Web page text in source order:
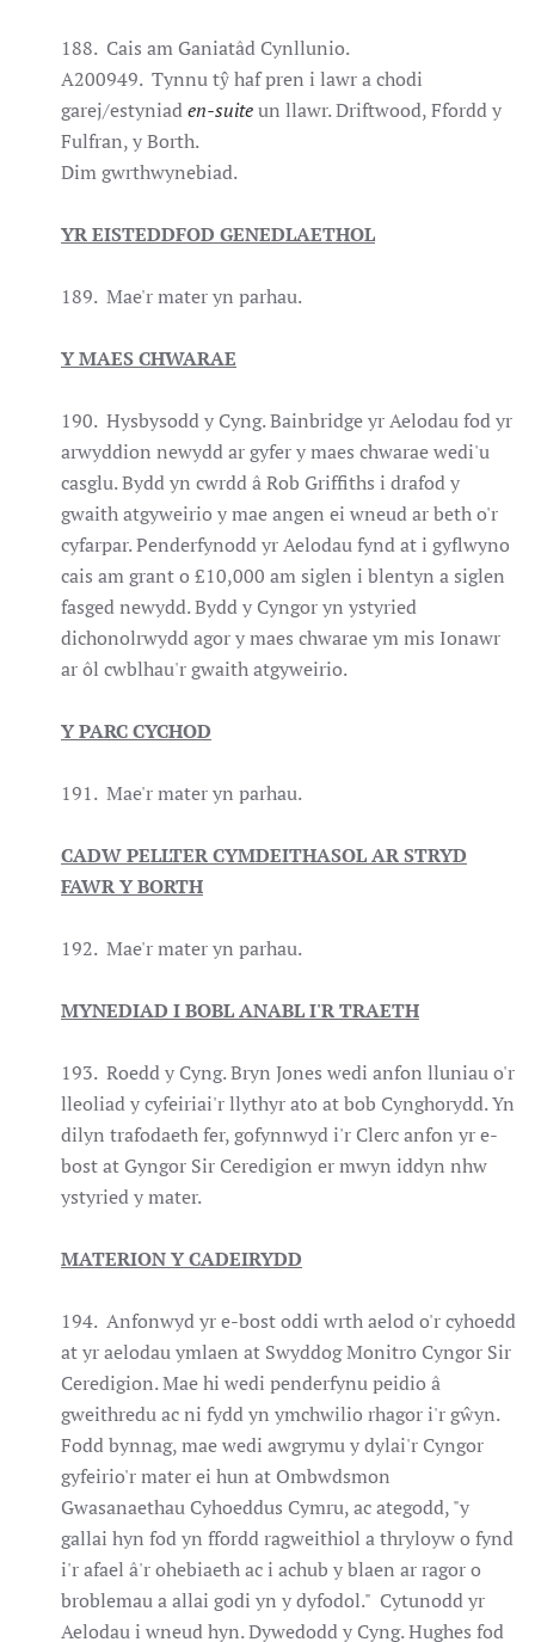
188. Cais am Ganiatâd Cynllunio.
A200949. Tynnu tŷ haf pren i lawr a chodi
garej/estyniaden-suiteun llawr. Driftwood, Ffordd y
Fulfran, y Borth.
Dim gwrthwynebiad.
YR EISTEDDFOD GENEDLAETHOL
189. Mae'r mater yn parhau.
Y MAES CHWARAE
190. Hysbysodd y Cyng. Bainbridge yr Aelodau fod yr
arwyddion newydd ar gyfer y maes chwarae wedi'u
casglu. Bydd yn cwrdd â Rob Griffiths i drafod y
gwaith atgyweirio y mae angen ei wneud ar beth o'r
cyfarpar. Penderfynodd yr Aelodau fynd at i gyflwyno
cais am grant o £10,000 am siglen i blentyn a siglen
fasged newydd. Bydd y Cyngor yn ystyried
dichonolrwydd agor y maes chwarae ym mis Ionawr
ar ôl cwblhau'r gwaith atgyweirio.
Y PARC CYCHOD
191. Mae'r mater yn parhau.
CADW PELLTER CYMDEITHASOL AR STRYD
FAWR Y BORTH
192. Mae'r mater yn parhau.
MYNEDIAD I BOBL ANABL I'R TRAETH
193. Roedd y Cyng. Bryn Jones wedi anfon lluniau o'r
lleoliad y cyfeiriai'r llythyr ato at bob Cynghorydd. Yn
dilyn trafodaeth fer, gofynnwyd i'r Clerc anfon yr e-
bost at Gyngor Sir Ceredigion er mwyn iddyn nhw
ystyried y mater.
MATERION Y CADEIRYDD
194. Anfonwyd yr e-bost oddi wrth aelod o'r cyhoedd
at yr aelodau ymlaen at Swyddog Monitro Cyngor Sir
Ceredigion. Mae hi wedi penderfynu peidio â
gweithredu ac ni fydd yn ymchwilio rhagor i'r gŵyn.
Fodd bynnag, mae wedi awgrymu y dylai'r Cyngor
gyfeirio'r mater ei hun at Ombwdsmon
Gwasanaethau Cyhoeddus Cymru, ac ategodd, "y
gallai hyn fod yn ffordd ragweithiol a thryloyw o fynd
i'r afael â'r ohebiaeth ac i achub y blaen ar ragor o
broblemau a allai godi yn y dyfodol." Cytunodd yr
Aelodau i wneud hyn. Dywedodd y Cyng. Hughes fod